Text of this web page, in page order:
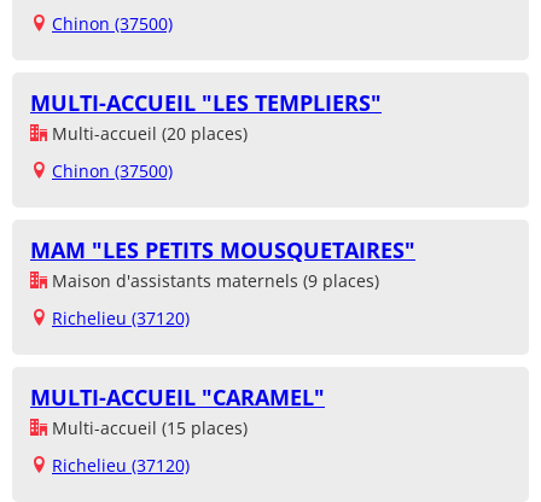
Chinon (37500)
MULTI-ACCUEIL "LES TEMPLIERS"
Multi-accueil (20 places)
Chinon (37500)
MAM "LES PETITS MOUSQUETAIRES"
Maison d'assistants maternels (9 places)
Richelieu (37120)
MULTI-ACCUEIL "CARAMEL"
Multi-accueil (15 places)
Richelieu (37120)